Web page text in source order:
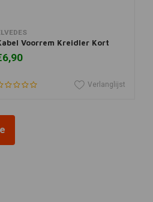
Voorrem Kreidler Kort
Verlanglijst